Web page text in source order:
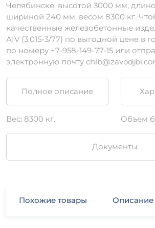
Челябинске, высотой 3000 мм,
шириной 240 мм, весом 8300 кг.
качественные железобетонные
AIV (3.015-3/77) по выгодной цене в
по номеру +7-958-149-77-15 или
электронную почту
Полное описание
Вес: 8300 кг. Объем
Документы
Похожие товары Описание